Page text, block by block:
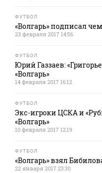
ФУТБОЛ
«Волгарь» подписал
23 февраля 2017 14:56
ФУТБОЛ
Юрий Газзаев:
«Волгарь»
14 февраля 2017 16:12
ФУТБОЛ
Экс-игроки ЦСКА и
«Волгарь»
10 февраля 2017 12:19
ФУТБОЛ
«Волгарь» взял
22 января 2017 23:30